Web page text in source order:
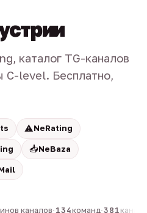
каталог TG-каналов
C-level. Бесплатно,
⚠️NeRating
📥NeBaza
каналов·134команд·381